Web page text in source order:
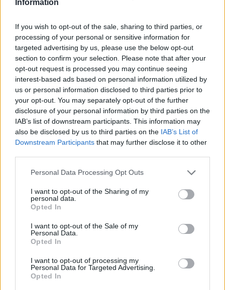
Information
If you wish to opt-out of the sale, sharing to third parties, or
processing of your personal or sensitive information for
targeted advertising by us, please use the below opt-out
section to confirm your selection. Please note that after your
opt-out request is processed you may continue seeing
interest-based ads based on personal information utilized by
us or personal information disclosed to third parties prior to
your opt-out. You may separately opt-out of the further
disclosure of your personal information by third parties on the
IAB’s list of downstream participants. This information may
also be disclosed by us to third parties on the IAB’s List of
Downstream Participants that may further disclose it to other
Please note that this website/app uses one or more Google
not limited to your visit or usage behaviour. You may click to
grant or deny consent to Google and its third-party tags to
use your data for below specified purposes in below Google
consent section.
Personal Data Processing Opt Outs
I want to opt-out of the Sharing of my
personal data.
Opted In
I want to opt-out of the Sale of my
Personal Data.
Opted In
I want to opt-out of processing my
Personal Data for Targeted Advertising.
Opted In